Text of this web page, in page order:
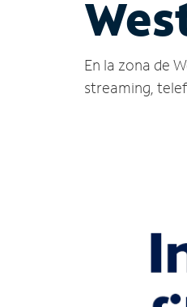
En la zona de
streaming,